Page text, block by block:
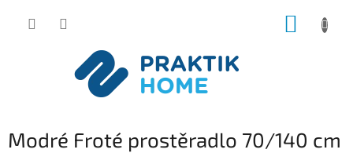
Modré Froté prostěradlo 70/140 cm